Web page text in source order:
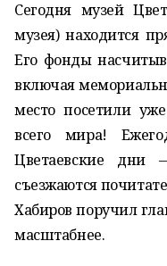
Сегодня музей
музея) находится
Его фонды
включая
место посетили
всего мира!
Цветаевские
съезжаются
Хабиров поручил
масштабнее.